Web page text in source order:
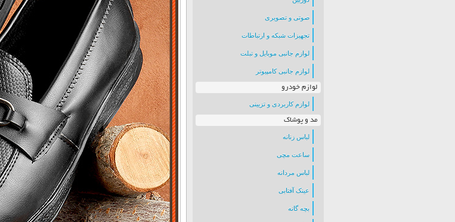
صوتی و تصویری
تجهیزات شبکه و ارتباطات
لوازم جانبی موبایل و تبلت
لوازم جانبی کامپیوتر
لوازم خودرو
لوازم کاربردی و تزیینی
مد و پوشاک
لباس زنانه
ساعت مچی
لباس مردانه
عینک آفتابی
بچه گانه